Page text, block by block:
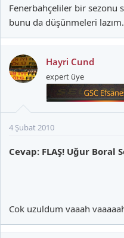
Fenerbahçeliler bir sezonu
bunu da düşünmeleri lazım.
Hayri Cund
expert üye
4 Şubat 2010
Cevap: FLAŞ! Uğur Boral
Cok uzuldum vaaah